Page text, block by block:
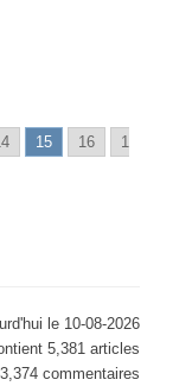
15 16 1
le 10-08-2026
5,381 articles
commentaires